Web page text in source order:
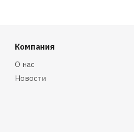
Компания
О нас
Новости